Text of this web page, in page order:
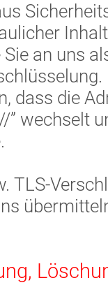
an uns
dass die
” wechselt
TLS-